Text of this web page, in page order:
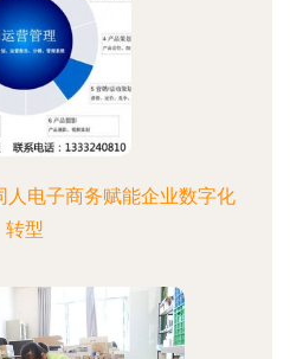
人电子商务赋能企业数字化
转型